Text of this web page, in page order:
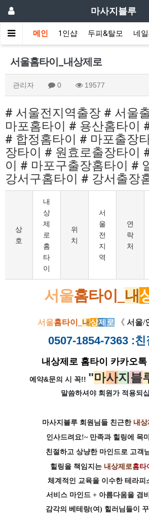
마사지블루
메인 1인샵 두피&탈모 네
서울홈타이_내상제로
관리자 0 19577
# 서울전지역출장 # 서울
마포홈타이 # 용산홈타이
# 합정홈타이 # 마포출장
장타이 # 원효로출장타이
이 # 마포구출장홈타이 #
강서구홈타이 # 강서출장
상
호
내
상
제
로
홈
타
이
위
치
서
울
전
지
역
연
락
처
서울홈타이 내
서울홈타이 내상제 로 《 서울/
0507-1854-7363:친
내상제로 홈타이 카카오톡
예약&문의 시 꼭!! "마사지 블
말씀하셔야 회원가 적용되
마사지블루 회원님들 친근한 내
인사드려요!~ 만족과 힐링에 목
친절하고 상냥한 마인드로 고객
힐링을 책임지는 내상제로홈타
체계적인 교육을 이수한 테라피
서비스 마인드 + 아름다움을 겸
감각의 베테랑(여) 힐러님들이